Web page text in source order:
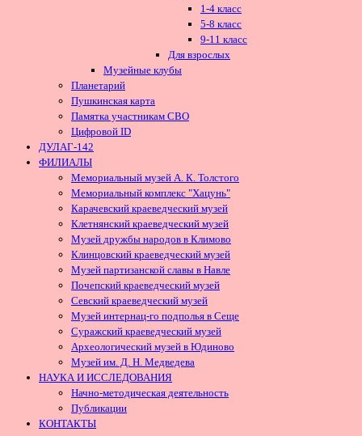
1-4 класс
5-8 класс
9-11 класс
Для взрослых
Музейные клубы
Планетарий
Пушкинская карта
Памятка участникам СВО
Цифровой ID
ДУЛАГ-142
ФИЛИАЛЫ
Мемориальный музей А. К. Толстого
Мемориальный комплекс "Хацунь"
Карачевский краеведческий музей
Клетнянский краеведческий музей
Музей дружбы народов в Климово
Клинцовский краеведческий музей
Музей партизанской славы в Навле
Почепский краеведческий музей
Севский краеведческий музей
Музей интернац-го подполья в Сеще
Суражский краеведческий музей
Археологический музей в Юдиново
Музей им. Д. Н. Медведева
НАУКА И ИССЛЕДОВАНИЯ
Начно-методическая деятельность
Публикации
КОНТАКТЫ